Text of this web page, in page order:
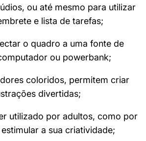
ou até mesmo para utilizar
e lista de tarefas;
o quadro a uma fonte de
ou powerbank;
coloridos, permitem criar
divertidas;
utilizado por adultos, como por
a sua criatividade;